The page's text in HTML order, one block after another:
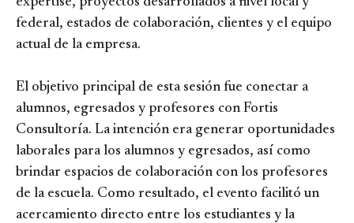
federal, estados de colaboración, clientes y el equipo
actual de la empresa.
El objetivo principal de esta sesión fue conectar a
alumnos, egresados y profesores con Fortis
Consultoría. La intención era generar oportunidades
laborales para los alumnos y egresados, así como
brindar espacios de colaboración con los profesores
de la escuela. Como resultado, el evento facilitó un
acercamiento directo entre los estudiantes y la